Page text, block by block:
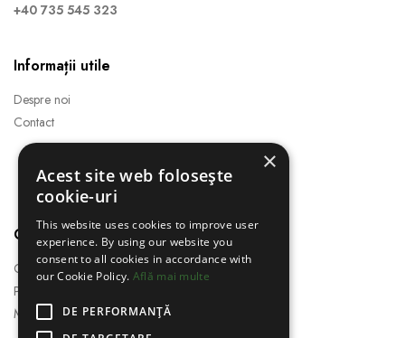
+40 735 545 323
Informații utile
Despre noi
Contact
Categorii
Canapele și colțare
Paturi dormitor
Mese și scaune
×
Acest site web folosește
cookie-uri
This website uses cookies to improve user
experience. By using our website you
consent to all cookies in accordance with
our Cookie Policy. Află mai multe
DE PERFORMANȚĂ